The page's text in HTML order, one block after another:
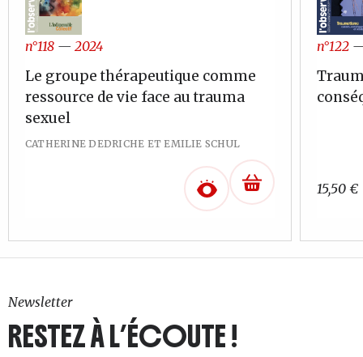
n°118 — 2024
Le groupe thérapeutique comme
ressource de vie face au trauma
sexuel
CATHERINE DEDRICHE ET EMILIE SCHUL
n°122
15,50 €
Newsletter
RESTEZ À L’ÉCOUTE !